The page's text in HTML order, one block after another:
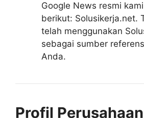
Google News resmi
berikut: Solusikerja.net.
telah menggunakan
sebagai sumber
Anda.
Profil